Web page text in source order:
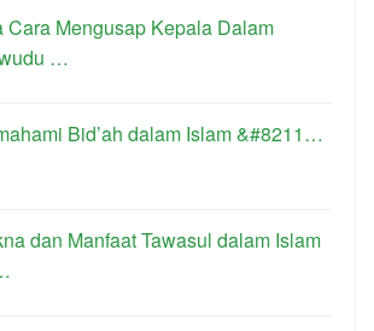
Cara Mengusap Kepala Dalam
…
Bid’ah dalam Islam &#8211…
dan Manfaat Tawasul dalam Islam